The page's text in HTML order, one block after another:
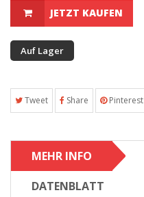
JETZT KAUFEN
Auf Lager
Tweet Share Pinterest
MEHR INFO
DATENBLATT